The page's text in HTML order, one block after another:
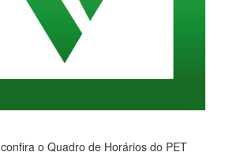
o Quadro de Horários do PET